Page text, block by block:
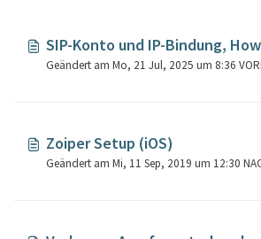
SIP-Konto und IP-Bindung,
Geändert am Mo, 21 Jul,
Zoiper Setup (iOS)
Geändert am Mi, 11 Sep, 2019 um 12:30